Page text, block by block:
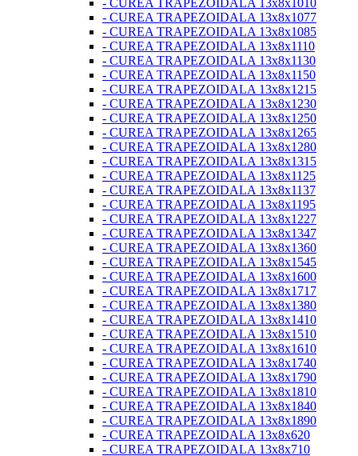
- CUREA TRAPEZOIDALA 13x8x1010
- CUREA TRAPEZOIDALA 13x8x1077
- CUREA TRAPEZOIDALA 13x8x1085
- CUREA TRAPEZOIDALA 13x8x1110
- CUREA TRAPEZOIDALA 13x8x1130
- CUREA TRAPEZOIDALA 13x8x1150
- CUREA TRAPEZOIDALA 13x8x1215
- CUREA TRAPEZOIDALA 13x8x1230
- CUREA TRAPEZOIDALA 13x8x1250
- CUREA TRAPEZOIDALA 13x8x1265
- CUREA TRAPEZOIDALA 13x8x1280
- CUREA TRAPEZOIDALA 13x8x1315
- CUREA TRAPEZOIDALA 13x8x1125
- CUREA TRAPEZOIDALA 13x8x1137
- CUREA TRAPEZOIDALA 13x8x1195
- CUREA TRAPEZOIDALA 13x8x1227
- CUREA TRAPEZOIDALA 13x8x1347
- CUREA TRAPEZOIDALA 13x8x1360
- CUREA TRAPEZOIDALA 13x8x1545
- CUREA TRAPEZOIDALA 13x8x1600
- CUREA TRAPEZOIDALA 13x8x1717
- CUREA TRAPEZOIDALA 13x8x1380
- CUREA TRAPEZOIDALA 13x8x1410
- CUREA TRAPEZOIDALA 13x8x1510
- CUREA TRAPEZOIDALA 13x8x1610
- CUREA TRAPEZOIDALA 13x8x1740
- CUREA TRAPEZOIDALA 13x8x1790
- CUREA TRAPEZOIDALA 13x8x1810
- CUREA TRAPEZOIDALA 13x8x1840
- CUREA TRAPEZOIDALA 13x8x1890
- CUREA TRAPEZOIDALA 13x8x620
- CUREA TRAPEZOIDALA 13x8x710